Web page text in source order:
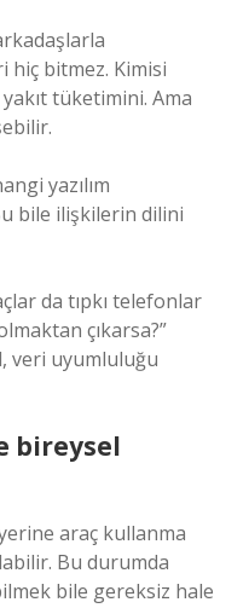
bitmez. Kimisi
tüketimini. Ama
yazılım
bile ilişkilerin dilini
da tıpkı telefonlar
çıkarsa?”
veri uyumluluğu
bireysel
araç kullanma
Bu durumda
bile gereksiz hale